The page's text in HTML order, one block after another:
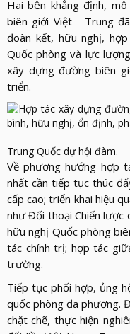
Hai bên khẳng định,
biên giới Việt - Trung
đoàn kết, hữu nghị,
Quốc phòng và lực
xây dựng đường biên
triển.
Bộ trưởng
Trung Quốc dự hội đàm.
Về phương hướng hợp
nhất cần tiếp tục thúc
cấp cao; triển khai hiệu
như Đối thoại Chiến lược
hữu nghị Quốc phòng
tác chính trị; hợp tác
trường.
Tiếp tục phối hợp, ủng
quốc phòng đa phương.
chặt chẽ, thực hiện